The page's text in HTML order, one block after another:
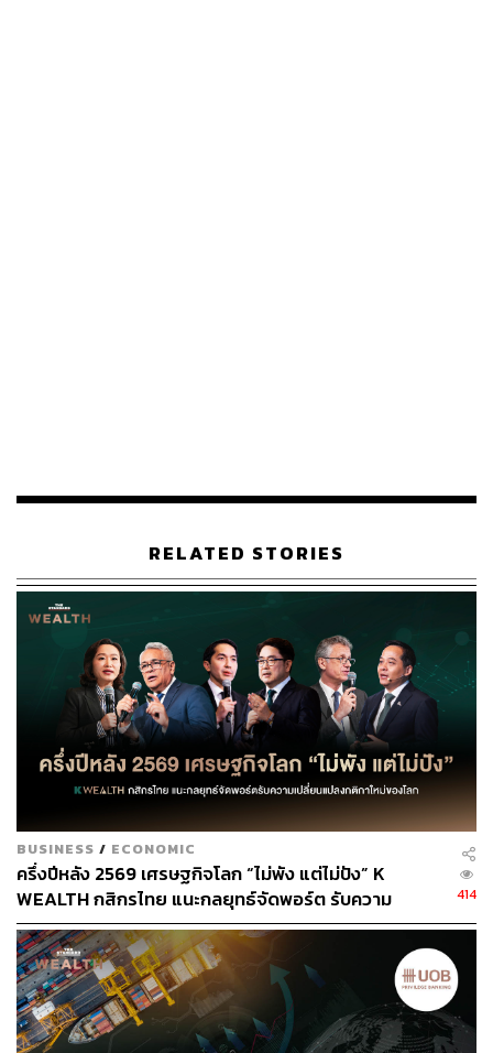
RELATED STORIES
BUSINESS / ECONOMIC
ครึ่งปีหลัง 2569 เศรษฐกิจโลก “ไม่พัง แต่ไม่ปัง” K
WEALTH กสิกรไทย แนะกลยุทธ์จัดพอร์ต รับความ
เปลี่ยนแปลงกติกาใหม่ของโลก
414